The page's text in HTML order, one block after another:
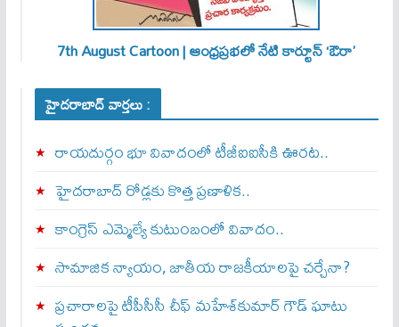
7th August Cartoon | ఆంధ్రప్రభలో నేటి కార్టూన్ ‘ఔరా’
హైదరాబాద్ వార్తలు :
రాయదుర్గం భూ వివాదంలో టీజీఐఐసీకి ఊరట..
హైదరాబాద్ రోడ్లకు కొత్త ప్రణాళిక..
కాంగ్రెస్ ఎమ్మెల్యే కుటుంబంలో వివాదం..
సామాజిక న్యాయం, జాతీయ రాజకీయాలపై చర్చేనా?
ప్రచారాలపై టీపీసీసీ చీఫ్ మహేశ్‌కుమార్ గౌడ్ ఘాటు